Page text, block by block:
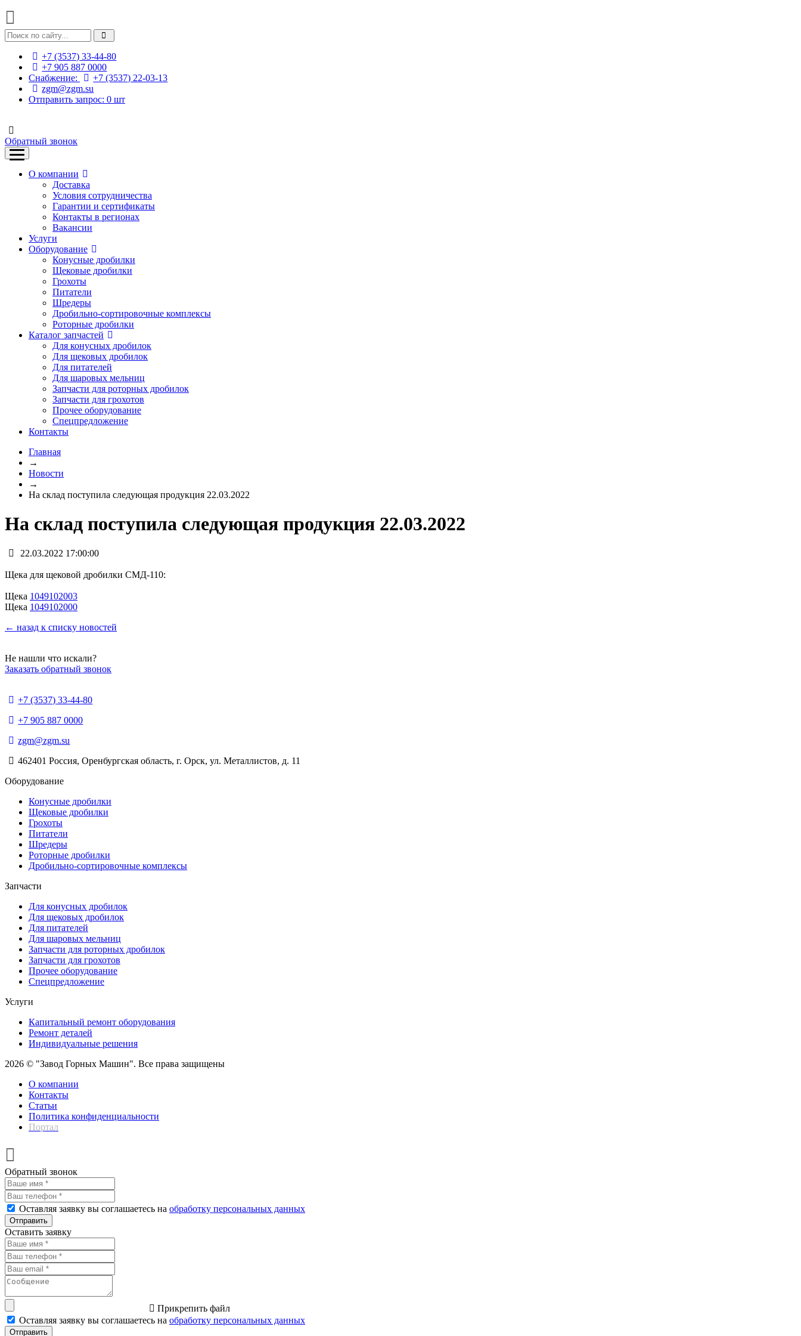
+7 (3537) 33-44-80
+7 905 887 0000
Снабжение:
+7 (3537) 22-03-13
zgm@zgm.su
Отправить запрос: 0 шт
Обратный звонок
О компании
Доставка
Условия сотрудничества
Гарантии и сертификаты
Контакты в регионах
Вакансии
Услуги
Оборудование
Конусные дробилки
Щековые дробилки
Грохоты
Питатели
Шредеры
Дробильно-сортировочные комплексы
Роторные дробилки
Каталог запчастей
Для конусных дробилок
Для щековых дробилок
Для питателей
Для шаровых мельниц
Запчасти для роторных дробилок
Запчасти для грохотов
Прочее оборудование
Спецпредложение
Контакты
Главная
→
Новости
→
На склад поступила следующая продукция 22.03.2022
На склад поступила следующая продукция 22.03.2022
22.03.2022 17:00:00
Щека для щековой дробилки СМД-110:
Щека 1049102003
Щека 1049102000
← назад к списку новостей
Не нашли что искали?
Заказать обратный звонок
+7 (3537) 33-44-80
+7 905 887 0000
zgm@zgm.su
462401 Россия, Оренбургская область, г. Орск, ул. Металлистов, д. 11
Оборудование
Конусные дробилки
Щековые дробилки
Грохоты
Питатели
Шредеры
Роторные дробилки
Дробильно-сортировочные комплексы
Запчасти
Для конусных дробилок
Для щековых дробилок
Для питателей
Для шаровых мельниц
Запчасти для роторных дробилок
Запчасти для грохотов
Прочее оборудование
Спецпредложение
Услуги
Капитальный ремонт оборудования
Ремонт деталей
Индивидуальные решения
2026 © "Завод Горных Машин". Все права защищены
О компании
Контакты
Статьи
Политика конфиденциальности
Портал
Обратный звонок
Оставляя заявку вы соглашаетесь на обработку персональных данных
Отправить
Оставить заявку
Прикрепить файл
Оставляя заявку вы соглашаетесь на обработку персональных данных
Отправить